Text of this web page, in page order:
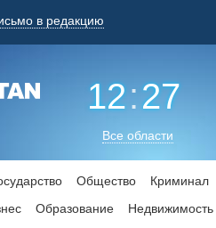
в редакцию
12:27
Все области
Общество
Криминал
Образование
Недвижимость